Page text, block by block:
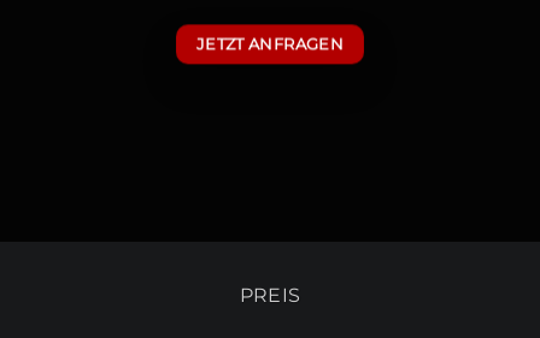
JETZT ANFRAGEN
PREIS